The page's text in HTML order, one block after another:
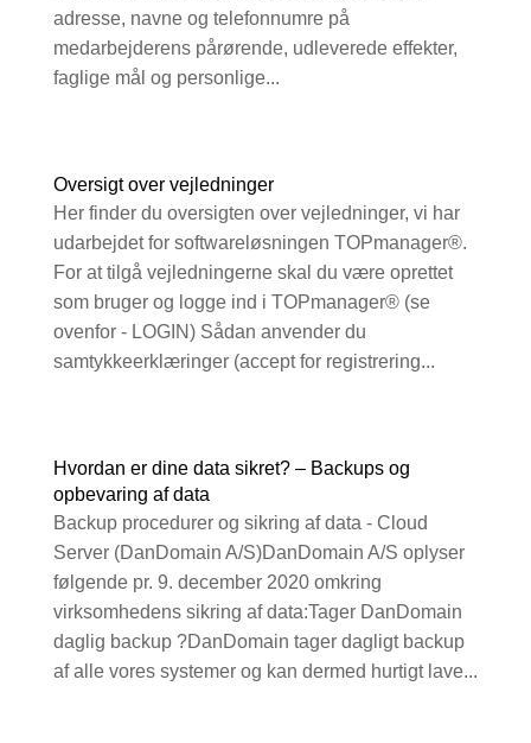
adresse, navne og telefonnumre på
medarbejderens pårørende, udleverede effekter,
faglige mål og personlige...
Oversigt over vejledninger
Her finder du oversigten over vejledninger, vi har
udarbejdet for softwareløsningen TOPmanager®.
For at tilgå vejledningerne skal du være oprettet
som bruger og logge ind i TOPmanager® (se
ovenfor - LOGIN) Sådan anvender du
samtykkeerklæringer (accept for registrering...
Hvordan er dine data sikret? – Backups og
opbevaring af data
Backup procedurer og sikring af data - Cloud
Server (DanDomain A/S)DanDomain A/S oplyser
følgende pr. 9. december 2020 omkring
virksomhedens sikring af data:Tager DanDomain
daglig backup ?DanDomain tager dagligt backup
af alle vores systemer og kan dermed hurtigt lave...